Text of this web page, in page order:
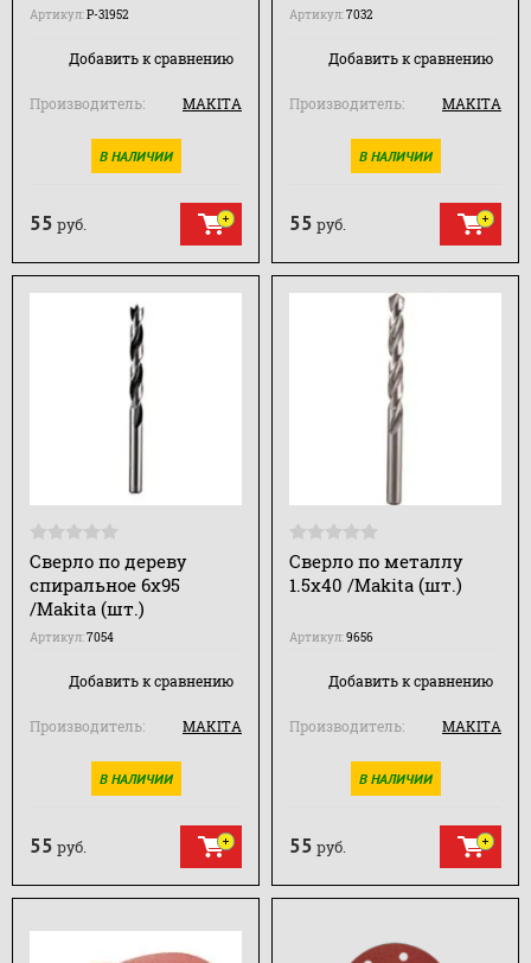
Артикул:P-31952
Добавить к сравнению
Производитель: MAKITA
В НАЛИЧИИ
55 руб.
Артикул:7032
Добавить к сравнению
Производитель: MAKITA
В НАЛИЧИИ
55 руб.
Сверло по дереву
спиральное 6х95
/Makita (шт.)
Артикул:7054
Добавить к сравнению
Производитель: MAKITA
В НАЛИЧИИ
55 руб.
Сверло по металлу
1.5х40 /Makita (шт.)
Артикул:9656
Добавить к сравнению
Производитель: MAKITA
В НАЛИЧИИ
55 руб.